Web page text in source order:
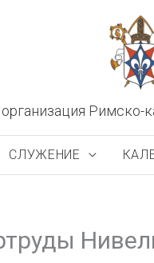
СЛУЖЕНИЕ